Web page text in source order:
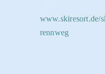
www.skiresort.de/
rennweg